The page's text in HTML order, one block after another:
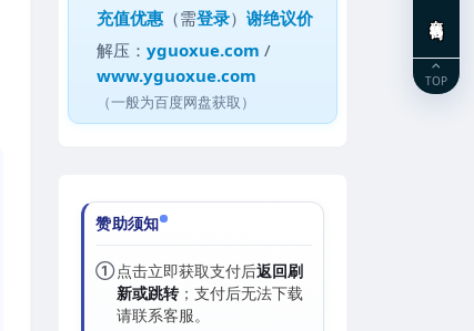
充值优惠 （需登录）谢绝议价
解压：yguoxue.com /
www.yguoxue.com
（一般为百度网盘获取）
赞助须知
①点击立即获取支付后返回刷
新或跳转；支付后无法下载
请联系客服。
TOP